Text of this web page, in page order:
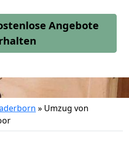
Angebote
» Umzug von